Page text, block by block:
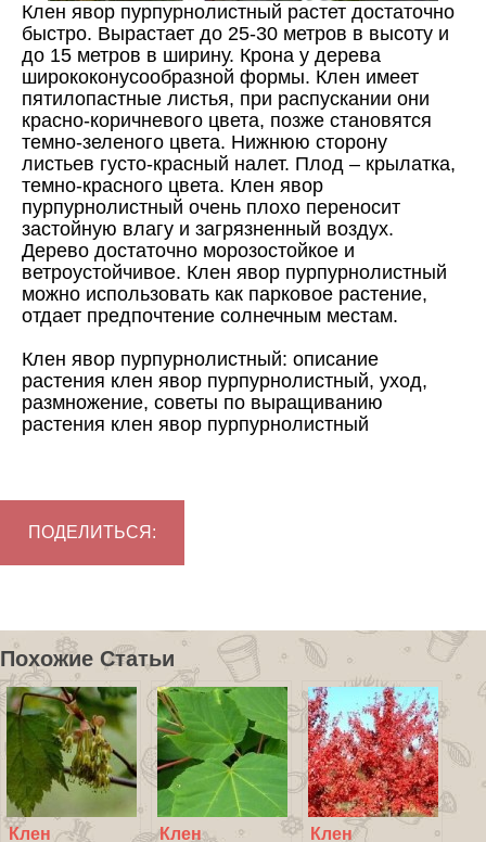
Клен явор пурпурнолистный растет достаточно
быстро. Вырастает до 25-30 метров в высоту и
до 15 метров в ширину. Крона у дерева
ширококонусообразной формы. Клен имеет
пятилопастные листья, при распускании они
красно-коричневого цвета, позже становятся
темно-зеленого цвета. Нижнюю сторону
листьев густо-красный налет. Плод – крылатка,
темно-красного цвета. Клен явор
пурпурнолистный очень плохо переносит
застойную влагу и загрязненный воздух.
Дерево достаточно морозостойкое и
ветроустойчивое. Клен явор пурпурнолистный
можно использовать как парковое растение,
отдает предпочтение солнечным местам.
Клен явор пурпурнолистный: описание
растения клен явор пурпурнолистный, уход,
размножение, советы по выращиванию
растения клен явор пурпурнолистный
ПОДЕЛИТЬСЯ:
Похожие Статьи
Клен Клен Клен